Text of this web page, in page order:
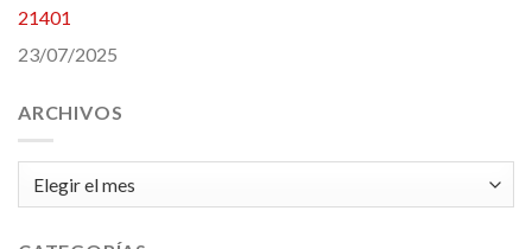
21401
23/07/2025
ARCHIVOS